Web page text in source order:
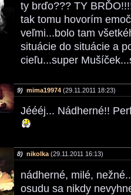
ty brďo??? TY
tak tomu hovorím
veľmi...bolo tam
situácie do situácie a
cieľu...super
9) mima19974 (29.11.2011 18:23)
Jéééj... Nádherné!!
8) nikolka(29.11.2011 16:13)
nádherné, milé,
osudu sa nikdy